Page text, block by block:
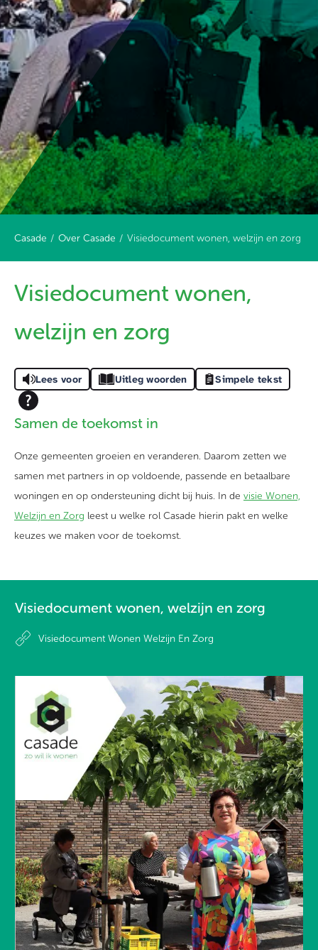
Casade Over Casade Visiedocument wonen, welzijn en zorg
Visiedocument wonen,
welzijn en zorg
Lees voor Uitleg woorden Simpele tekst
Samen de toekomst in
Onze gemeenten groeien en veranderen. Daarom zetten we
samen met partners in op voldoende, passende en betaalbare
woningen en op ondersteuning dicht bij huis. In de visie Wonen,
Welzijn en Zorg leest u welke rol Casade hierin pakt en welke
keuzes we maken voor de toekomst.
Visiedocument wonen, welzijn en zorg
Visiedocument Wonen Welzijn En Zorg